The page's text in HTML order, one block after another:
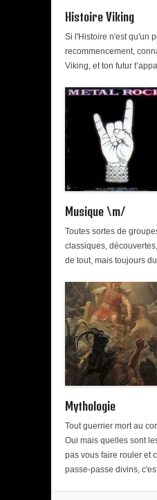
Histoire Viking
Si l'Histoire n'est qu'un
recommencement,
Viking, et ton futur
Musique \m/
Toutes sortes de
classiques,
de tout, mais toujours
Mythologie
Tout guerrier mort au
Oui mais quelles sont
pas vous faire rouler et
passe-passe divins,